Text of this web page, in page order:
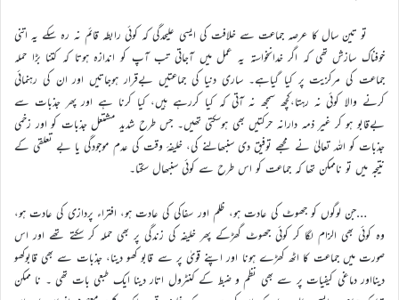
تو تین سال کا عرصہ جماعت سے خلافت کی ایسی علیحدگی کہ کوئی رابطہ قائم نہ رہ سکے یہ اتنی
خوفناک سازش تھی کہ اگر خدانخواستہ یہ عمل میں آجاتی تب آپ کو اندازہ ہوتا کہ کتنا بڑا حملہ
جماعت کی مرکزیت پر کیا گیاہے۔ ساری دنیا کی جماعتیں بےقرار ہوجاتیں اور ان کی رہنمائی
کرنے والا کوئی نہ رہتا،کچھ سمجھ نہ آتی کہ کیا کررہے ہیں، کیا کرنا ہے اور پھر جذبات سے
بےقابو ہو کر غیر ذمہ دارانہ حرکتیں بھی ہوسکتی تھیں۔ جس طرح شدید مشتعل جذبات کو اور زخمی
جذبات کو اللہ تعالیٰ نے مجھے توفیق دی سنبھالنے کی، خلیفۂ وقت کی عدم موجودگی یا بے تعلقی کے
نتیجہ میں تو ناممکن تھا کہ جماعت کو اس طرح سے کوئی سنبھال سکتا۔
…جن لوگوں کو جھوٹ کی عادت ہو، ظلم اور سفاکی کی عادت ہو، افتراء پردازی کی عادت ہو،
وہ کوئی بھی الزام لگا کر کوئی جھوٹ گھڑکے پھر خلیفہ کی زندگی پر بھی حملہ کر سکتے تھے اور اس
صورت میں جماعت کا اٹھ کھڑے ہونا اور اپنے قویٰ پر سے قابو کھو دینا، جذبات سے بھی قابوکھو
دینااور دماغی کیفیات پر سے بھی نظم و ضبط کے کنٹرول اتار دینا ایک طبعی بات تھی ۔ نا ممکن